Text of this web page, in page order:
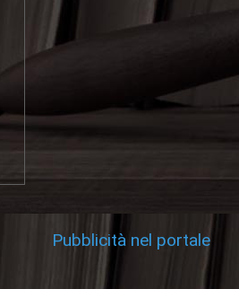
Pubblicità nel portale